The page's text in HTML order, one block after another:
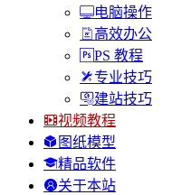
电脑操作
高效办公
PS 教程
专业技巧
建站技巧
视频教程
图纸模型
精品软件
关于本站